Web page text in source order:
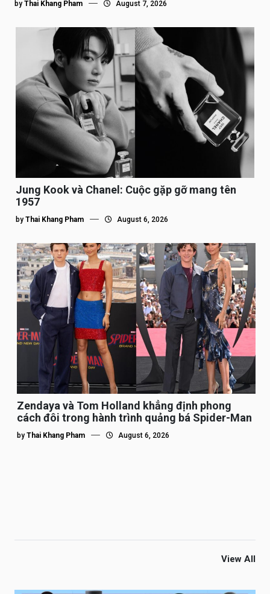
by Thai Khang Pham August 7, 2026
Jung Kook và Chanel: Cuộc gặp gỡ mang tên
1957
by Thai Khang Pham August 6, 2026
Zendaya và Tom Holland khẳng định phong
cách đôi trong hành trình quảng bá Spider-Man
by Thai Khang Pham August 6, 2026
View All